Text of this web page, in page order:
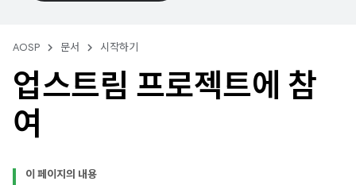
AOSP 문서 시작하기
업스트림 프로젝트에 참
여
이 페이지의 내용